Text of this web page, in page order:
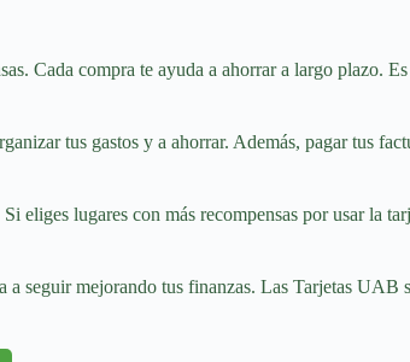
Cada compra te ayuda a ahorrar a largo plazo.
tus gastos y a ahorrar. Además, pagar tus
lugares con más recompensas por usar la
a seguir mejorando tus finanzas. Las Tarjetas UAB